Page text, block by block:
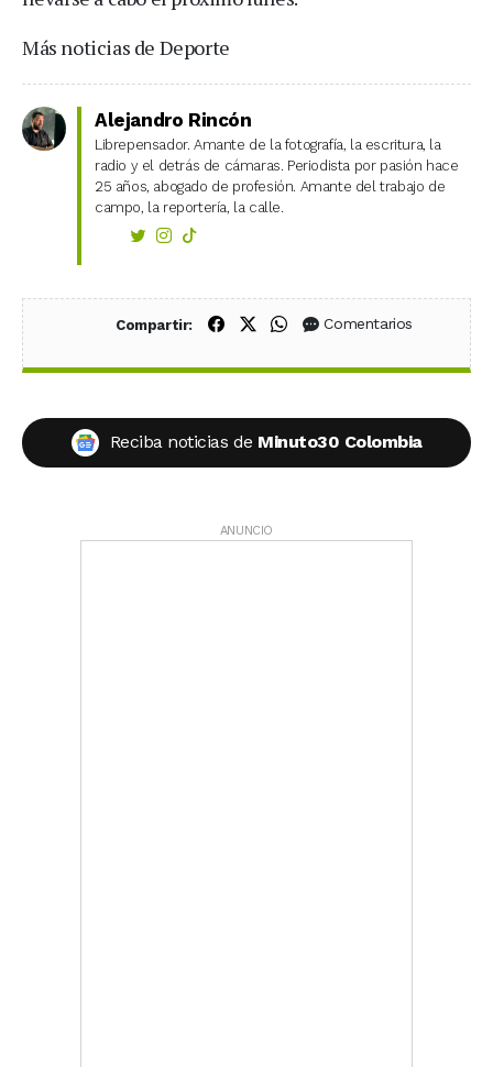
Más noticias de Deporte
Alejandro Rincón
Librepensador. Amante de la fotografía, la escritura, la
radio y el detrás de cámaras. Periodista por pasión hace
25 años, abogado de profesión. Amante del trabajo de
campo, la reportería, la calle.
Compartir: Compartir en Facebook
Compartir en X (Twitter)
Compartir en WhatsApp
Comentarios
Reciba noticias de Minuto30 Colombia
ANUNCIO